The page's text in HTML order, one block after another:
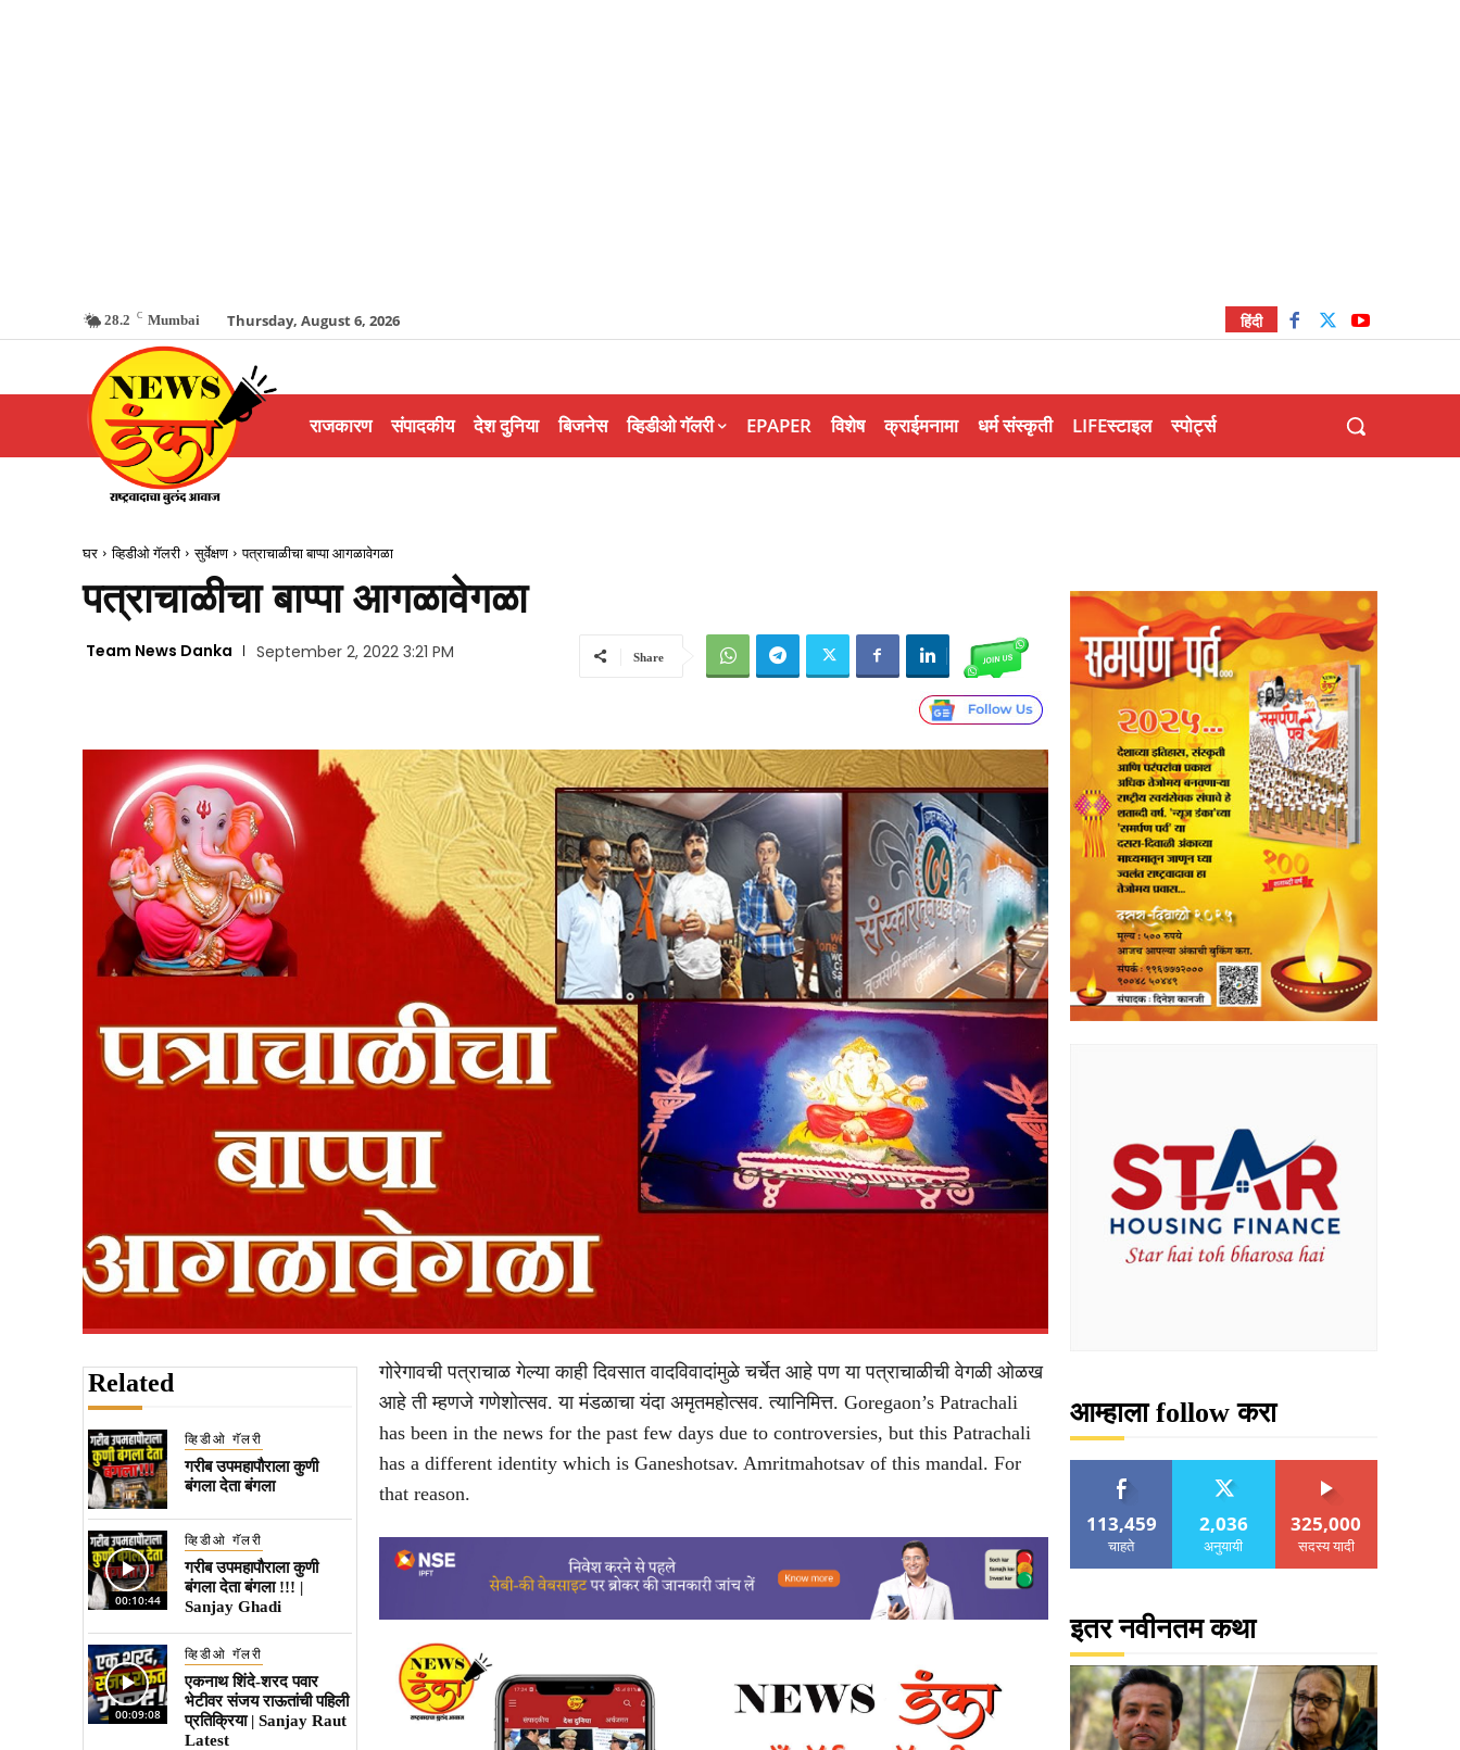
28.2 C Mumbai Thursday, August 6, 2026 हिंदी
राजकारण संपादकीय देश दुनिया बिजनेस व्हिडीओ गॅलरी EPAPER विशेष क्राईमनामा धर्म संस्कृती LIFEस्टाइल स्पोर्ट्स
घर व्हिडीओ गॅलरी सुर्वेक्षण पत्राचाळीचा बाप्पा आगळावेगळा
पत्राचाळीचा बाप्पा आगळावेगळा
Team News Danka September 2, 2022 3:21 PM Share
Related
व्हिडीओ गॅलरी
गरीब उपमहापौराला कुणी
बंगला देता बंगला
00:10:44
व्हिडीओ गॅलरी
गरीब उपमहापौराला कुणी
बंगला देता बंगला !!! |
Sanjay Ghadi
00:09:08
व्हिडीओ गॅलरी
एकनाथ शिंदे-शरद पवार
भेटीवर संजय राऊतांची पहिली
प्रतिक्रिया | Sanjay Raut
Latest
गोरेगावची पत्राचाळ गेल्या काही दिवसात वादविवादांमुळे चर्चेत आहे पण या पत्राचाळीची वेगळी ओळख
आहे ती म्हणजे गणेशोत्सव. या मंडळाचा यंदा अमृतमहोत्सव. त्यानिमित्त. Goregaon’s Patrachali
has been in the news for the past few days due to controversies, but this Patrachali
has a different identity which is Ganeshotsav. Amritmahotsav of this mandal. For
that reason.
आम्हाला follow करा
113,459
चाहते
2,036
अनुयायी
325,000
सदस्य यादी
इतर नवीनतम कथा